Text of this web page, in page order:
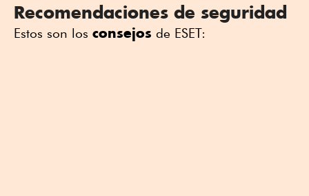
Recomendaciones de seguridad
Estos son los consejos de ESET: